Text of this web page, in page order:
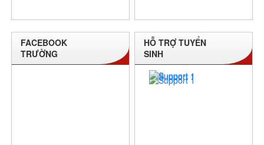
FACEBOOK
TRƯỜNG
HỖ TRỢ TUYỂN
SINH